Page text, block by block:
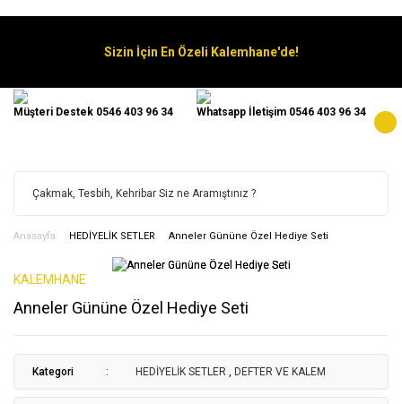
Sizin İçin En Özeli Kalemhane'de!
Müşteri Destek 0546 403 96 34 Whatsapp İletişim 0546 403 96 34
Anasayfa HEDİYELİK SETLER Anneler Gününe Özel Hediye Seti
KALEMHANE
Anneler Gününe Özel Hediye Seti
Kategori HEDİYELİK SETLER , DEFTER VE KALEM